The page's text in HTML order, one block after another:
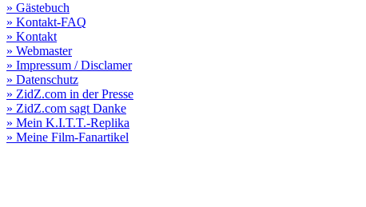
» Gästebuch
» Kontakt-FAQ
» Kontakt
» Webmaster
» Impressum / Disclamer
» Datenschutz
» ZidZ.com in der Presse
» ZidZ.com sagt Danke
» Mein K.I.T.T.-Replika
» Meine Film-Fanartikel